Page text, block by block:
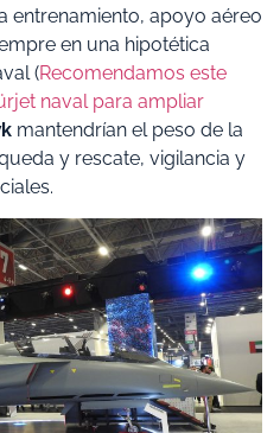
entrenamiento, apoyo aéreo
en una hipotética
(Recomendamos este
naval para ampliar
mantendrían el peso de la
y rescate, vigilancia y